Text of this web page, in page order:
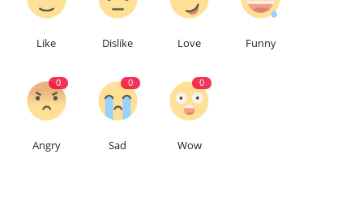
Like Dislike Love Funny
0
Angry
0
Sad
0
Wow